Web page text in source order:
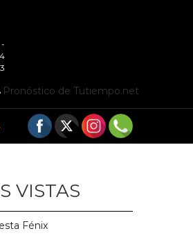
Pronóstico de Tutiempo.net
VISTAS
Fénix